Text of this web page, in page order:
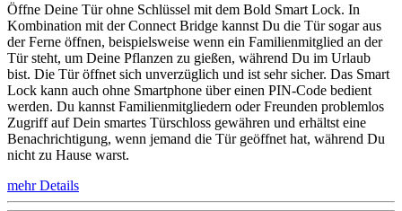
Öffne Deine Tür ohne Schlüssel mit dem Bold Smart Lock. In
Kombination mit der Connect Bridge kannst Du die Tür sogar aus
der Ferne öffnen, beispielsweise wenn ein Familienmitglied an der
Tür steht, um Deine Pflanzen zu gießen, während Du im Urlaub
bist. Die Tür öffnet sich unverzüglich und ist sehr sicher. Das Smart
Lock kann auch ohne Smartphone über einen PIN-Code bedient
werden. Du kannst Familienmitgliedern oder Freunden problemlos
Zugriff auf Dein smartes Türschloss gewähren und erhältst eine
Benachrichtigung, wenn jemand die Tür geöffnet hat, während Du
nicht zu Hause warst.
mehr Details